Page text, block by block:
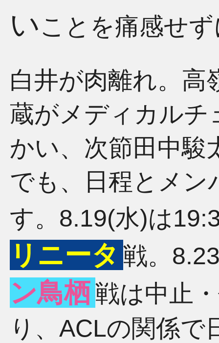
いことを痛感せ
白井が肉離れ。高
蔵がメディカルチ
かい、次節田中駿
でも、日程とメン
す。8.19(水)は
リニータ 戦。
ン鳥栖戦は中止
り、ACLの関係で